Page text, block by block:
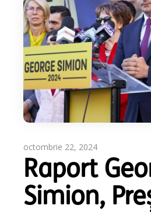
octombrie 22, 2024
Raport
Simion,